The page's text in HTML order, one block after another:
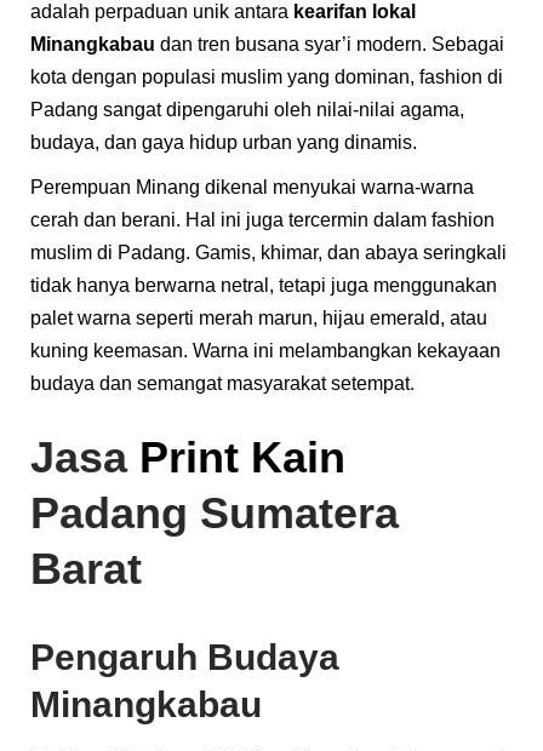
adalah perpaduan unik antara kearifan lokal
Minangkabau dan tren busana syar’i modern. Sebagai
kota dengan populasi muslim yang dominan, fashion di
Padang sangat dipengaruhi oleh nilai-nilai agama,
budaya, dan gaya hidup urban yang dinamis.
Perempuan Minang dikenal menyukai warna-warna
cerah dan berani. Hal ini juga tercermin dalam fashion
muslim di Padang. Gamis, khimar, dan abaya seringkali
tidak hanya berwarna netral, tetapi juga menggunakan
palet warna seperti merah marun, hijau emerald, atau
kuning keemasan. Warna ini melambangkan kekayaan
budaya dan semangat masyarakat setempat.
Jasa Print Kain
Padang Sumatera
Barat
Pengaruh Budaya
Minangkabau